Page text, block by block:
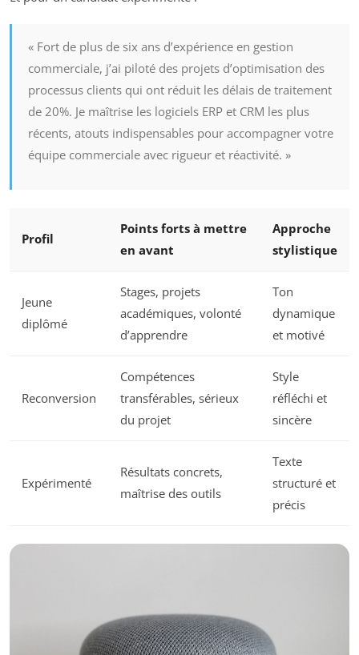
« Fort de plus de six ans d’expérience en gestion
commerciale, j’ai piloté des projets d’optimisation des
processus clients qui ont réduit les délais de traitement
de 20%. Je maîtrise les logiciels ERP et CRM les plus
récents, atouts indispensables pour accompagner votre
équipe commerciale avec rigueur et réactivité. »
Profil
Points forts à mettre
en avant
Approche
stylistique
Jeune
diplômé
Stages, projets
académiques, volonté
d’apprendre
Ton
dynamique
et motivé
Reconversion
Compétences
transférables, sérieux
du projet
Style
réfléchi et
sincère
Expérimenté
Résultats concrets,
maîtrise des outils
Texte
structuré et
précis